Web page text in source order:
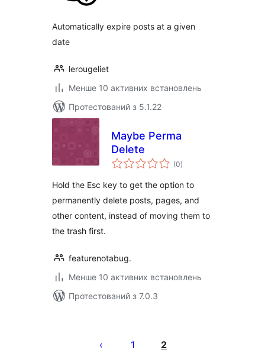
Automatically expire posts at a given
date
lerougeliet
Менше 10 активних встановлень
Протестований з 5.1.22
Maybe Perma
Delete
(0загальний
рейтинг
)
Hold the Esc key to get the option to
permanently delete posts, pages, and
other content, instead of moving them to
the trash first.
featurenotabug.
Менше 10 активних встановлень
Протестований з 7.0.3
записів
1 2